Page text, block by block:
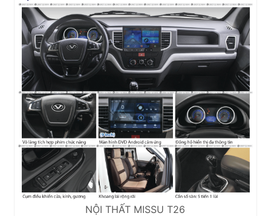
NỘI THẤT MISSU T26